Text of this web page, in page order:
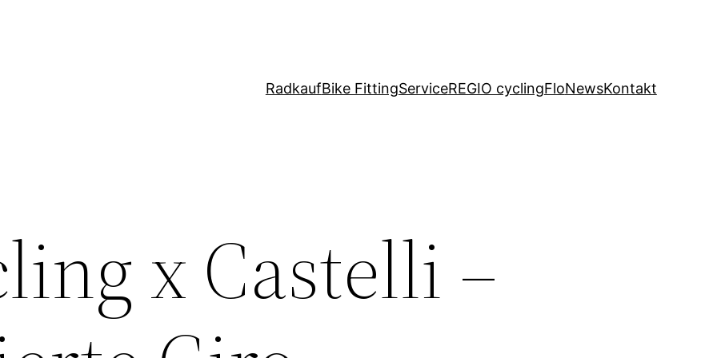
RadkaufBike FittingServiceREGIO cyclingFloNewsKontakt
x Castelli –